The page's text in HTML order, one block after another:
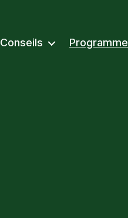
Conseils Programme